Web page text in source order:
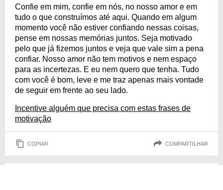
Confie em mim, confie em nós, no nosso amor e em
tudo o que construímos até aqui. Quando em algum
momento você não estiver confiando nessas coisas,
pense em nossas memórias juntos. Seja motivado
pelo que já fizemos juntos e veja que vale sim a pena
confiar. Nosso amor não tem motivos e nem espaço
para as incertezas. E eu nem quero que tenha. Tudo
com você é bom, leve e me traz apenas mais vontade
de seguir em frente ao seu lado.
Incentive alguém que precisa com estas frases de
motivação
COPIAR COMPARTILHAR